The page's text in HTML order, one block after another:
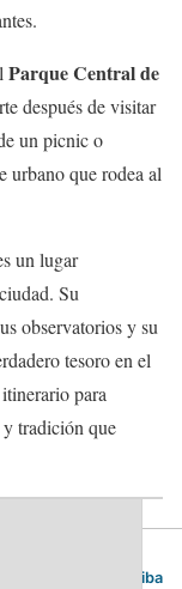
Parque Central de
después de visitar
un picnic o
urbano que rodea al
un lugar
Su
observatorios y su
tesoro en el
para
tradición que
Volver arriba